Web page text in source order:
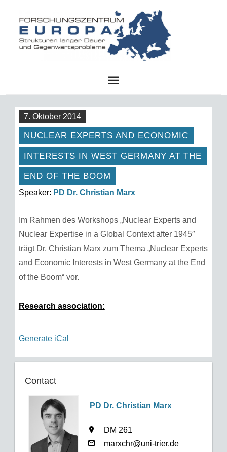
7. Oktober 2014
NUCLEAR EXPERTS AND ECONOMIC
INTERESTS IN WEST GERMANY AT THE
END OF THE BOOM
Speaker: PD Dr. Christian Marx
Im Rahmen des Workshops „Nuclear Experts and
Nuclear Expertise in a Global Context after 1945″
trägt Dr. Christian Marx zum Thema „Nuclear Experts
and Economic Interests in West Germany at the End
of the Boom“ vor.
Research association:
Generate iCal
Contact
PD Dr. Christian Marx
DM 261
marxchr@uni-trier.de